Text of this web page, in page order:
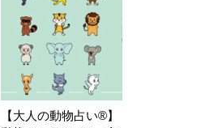
【大人の動物占い®】